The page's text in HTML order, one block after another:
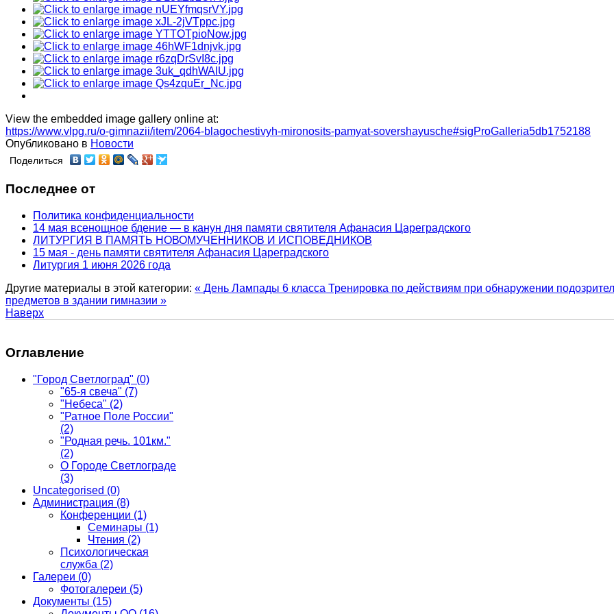
View the embedded image gallery online at:
https://www.vlpg.ru/o-gimnazii/item/2064-blagochestivyh-mironosits-pamyat-sovershayusche#sigProGalleria5db1752188
Опубликовано в Новости
Поделиться
Последнее от
Политика конфиденциальности
14 мая всенощное бдение — в канун дня памяти святителя Афанасия Цареградского
ЛИТУРГИЯ В ПАМЯТЬ НОВОМУЧЕННИКОВ И ИСПОВЕДНИКОВ
15 мая - день памяти святителя Афанасия Цареградского
Литургия 1 июня 2026 года
Другие материалы в этой категории: « День Лампады 6 класса Тренировка по действиям при обнаружении
предметов в здании гимназии »
Наверх
Оглавление
"Город Светлоград" (0)
"65-я свеча" (7)
"Небеса" (2)
"Ратное Поле России"
(2)
"Родная речь. 101км."
(2)
О Городе Светлограде
(3)
Uncategorised (0)
Администрация (8)
Конференции (1)
Семинары (1)
Чтения (2)
Психологическая
служба (2)
Галереи (0)
Фотогалереи (5)
Документы (15)